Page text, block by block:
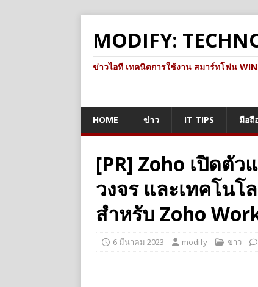
MODIFY:
ข่าวไอที เทคนิดการใช้งาน สมาร์ทโฟน
HOME ข่าว IT TIPS มือถื
[PR] Zoho เปิดตั
วงจร และเทคโน
สำหรับ Zoho
6 มีนาคม 2023 modify ข่าว